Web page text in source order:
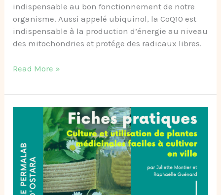
indispensable au bon fonctionnement de notre
organisme. Aussi appelé ubiquinol, la CoQ10 est
indispensable à la production d’énergie au niveau
des mitochondries et protége des radicaux libres.
Read More »
médicinales
Lyon
Fiches
pratiques